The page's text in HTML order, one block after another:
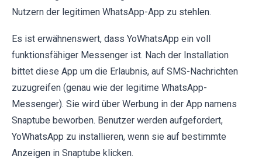
Nutzern der legitimen WhatsApp-App zu stehlen.
Es ist erwähnenswert, dass YoWhatsApp ein voll
funktionsfähiger Messenger ist. Nach der Installation
bittet diese App um die Erlaubnis, auf SMS-Nachrichten
zuzugreifen (genau wie der legitime WhatsApp-
Messenger). Sie wird über Werbung in der App namens
Snaptube beworben. Benutzer werden aufgefordert,
YoWhatsApp zu installieren, wenn sie auf bestimmte
Anzeigen in Snaptube klicken.